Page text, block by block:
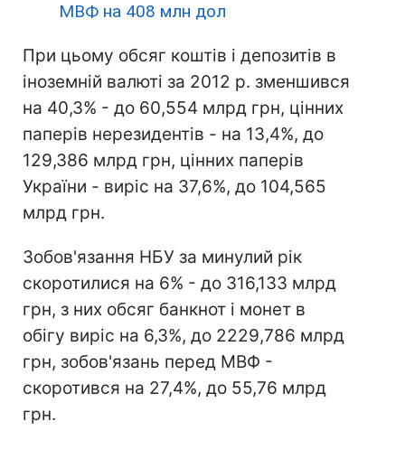
МВФ на 408 млн дол
При цьому обсяг коштів і депозитів в
іноземній валюті за 2012 р. зменшився
на 40,3% - до 60,554 млрд грн, цінних
паперів нерезидентів - на 13,4%, до
129,386 млрд грн, цінних паперів
України - виріс на 37,6%, до 104,565
млрд грн.
Зобов'язання НБУ за минулий рік
скоротилися на 6% - до 316,133 млрд
грн, з них обсяг банкнот і монет в
обігу виріс на 6,3%, до 2229,786 млрд
грн, зобов'язань перед МВФ -
скоротився на 27,4%, до 55,76 млрд
грн.